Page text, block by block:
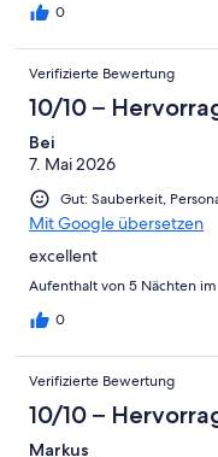
0
Verifizierte Bewertung
10/10 –
Bei
7. Mai 2026
Gut: Sauberkeit,
Mit Google übersetzen
excellent
Aufenthalt von 5 Nächten
0
Verifizierte Bewertung
10/10 –
Markus